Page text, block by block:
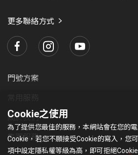
更多聯絡方式
門號方案
關於我們
集團服務
Cookie之使用
為了提供您最佳的服務，本網站會在您的
Cookie，若您不願接受Cookie的寫入，您
項中設定隱私權等級為高，即可拒絕